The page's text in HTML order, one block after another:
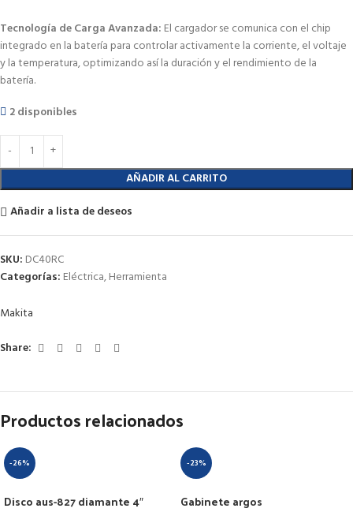
Tecnología de Carga Avanzada: El cargador se comunica con el chip
integrado en la batería para controlar activamente la corriente, el voltaje
y la temperatura, optimizando así la duración y el rendimiento de la
batería.
2 disponibles
AÑADIR AL CARRITO
Añadir a lista de deseos
SKU: DC40RC
Categorías: Eléctrica,Herramienta
Makita
Share:
Productos relacionados
-26%
Disco aus-827 diamante 4″
-23%
Gabinete argos